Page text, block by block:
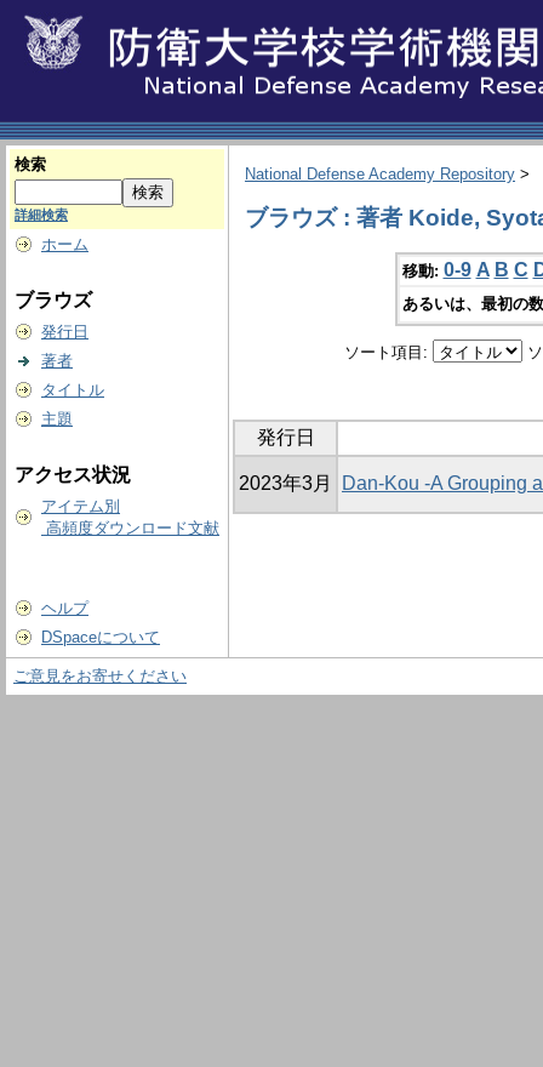
検索
詳細検索
ホーム
ブラウズ
発行日
著者
タイトル
主題
アクセス状況
アイテム別
高頻度ダウンロード文献
ヘルプ
DSpaceについて
National Defense Academy Repository >
ブラウズ : 著者 Koide,
移動: 0-9 A B C
あるいは、最初の
ソート項目:
発行日
2023年3月 Dan-Kou -A Grouping
ご意見をお寄せください